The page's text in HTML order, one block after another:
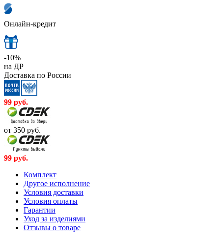
Онлайн-кредит
-10%
на ДР
Доставка по России
99 руб.
от 350 руб.
99 руб.
Комплект
Другое исполнение
Условия доставки
Условия оплаты
Гарантии
Уход за изделиями
Отзывы о товаре